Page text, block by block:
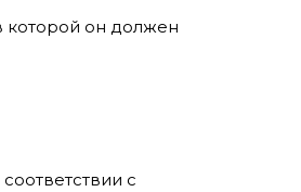
которой он должен
с